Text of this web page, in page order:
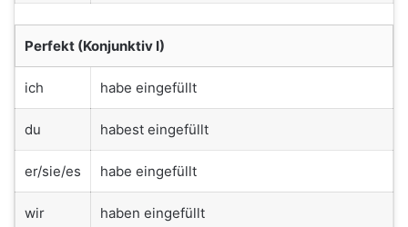
Perfekt (Konjunktiv I)
ich habe eingefüllt
du habest eingefüllt
er/sie/es habe eingefüllt
wir haben eingefüllt